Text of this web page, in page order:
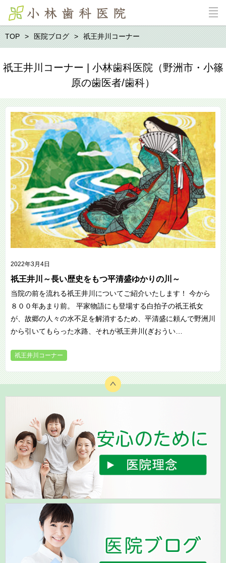
TOP 医院ブログ 祇王井川コーナー
祇王井川コーナー | 小林歯科医院（野洲市・小篠
原の歯医者/歯科）
2022年3月4日
祇王井川～長い歴史をもつ平清盛ゆかりの川～
当院の前を流れる祇王井川についてご紹介いたします！ 今から
８００年あまり前。 平家物語にも登場する白拍子の祇王祇女
が、故郷の人々の水不足を解消するため、平清盛に頼んで野洲川
から引いてもらった水路、それが祇王井川(ぎおうい…
祇王井川コーナー